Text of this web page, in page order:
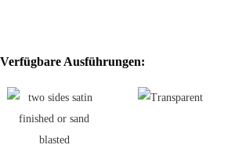
Dekoren und Mustern für jeden Bedarf und
Ideal zur Verwendung sowohl
Pegasus für diejenigen, die es lieben, mit
einzurichten, Licht und Glas zu
Mit einem Sortiment von 3
Verfügbare Ausführungen: